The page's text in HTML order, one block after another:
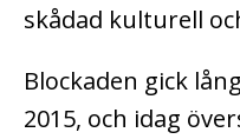
skådad kulturell
Blockaden gick
2015, och idag